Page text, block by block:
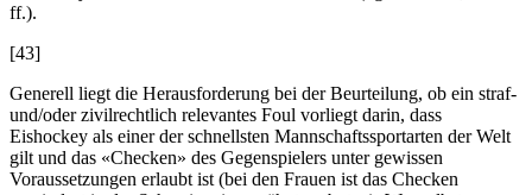
ff.).
[43]
Generell liegt die Herausforderung bei der Beurteilung, ob ein straf-
und/oder zivilrechtlich relevantes Foul vorliegt darin, dass
Eishockey als einer der schnellsten Mannschaftssportarten der Welt
gilt und das «Checken» des Gegenspielers unter gewissen
Voraussetzungen erlaubt ist (bei den Frauen ist das Checken